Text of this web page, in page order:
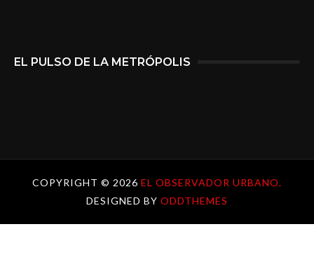
EL PULSO DE LA METRÓPOLIS
COPYRIGHT © 2026 EL OBSERVADOR URBANO.
DESIGNED BY ODDTHEMES